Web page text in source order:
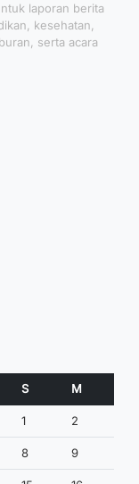
laporan berita
kesehatan,
serta acara
S M
1 2
8 9